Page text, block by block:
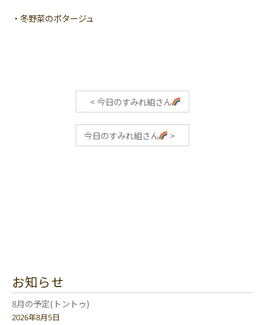
・冬野菜のポタージュ
<今日のすみれ組さん
今日のすみれ組さん >
お知らせ
8月の予定(トントゥ)
2026年8月5日